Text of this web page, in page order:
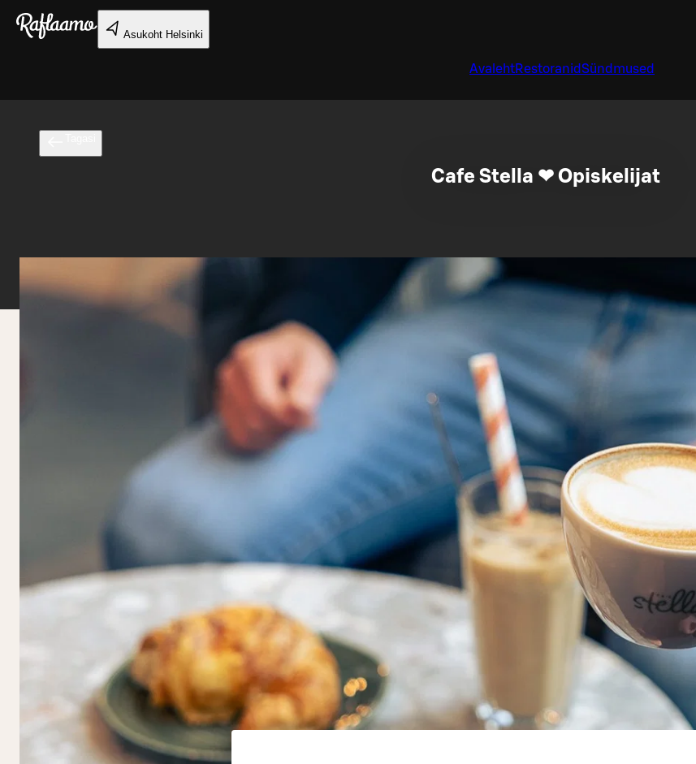
Liigu peamise sisu juurde
Asukoht Helsinki
AvalehtRestoranidSündmused
Cafe Stella ❤ Opiskelijat